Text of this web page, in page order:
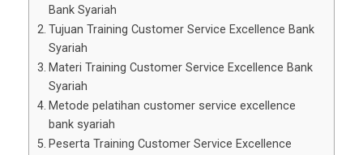
Bank Syariah
Tujuan Training Customer Service Excellence Bank
Syariah
Materi Training Customer Service Excellence Bank
Syariah
Metode pelatihan customer service excellence
bank syariah
Peserta Training Customer Service Excellence